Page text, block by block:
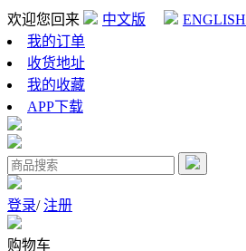
欢迎您回来 中文版
ENGLISH
我的订单
收货地址
我的收藏
APP下载
登录/注册
购物车